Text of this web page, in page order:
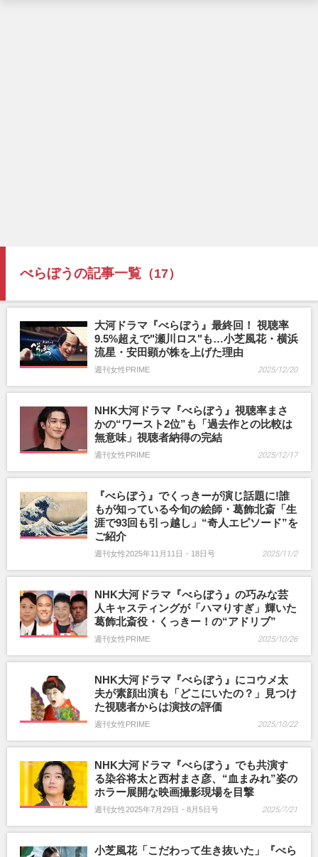
べらぼうの記事一覧 （17）
大河ドラマ『べらぼう』最終回！ 視聴率
9.5%超えで"瀬川ロス"も…小芝風花・横浜
流星・安田顕が株を上げた理由
週刊女性PRIME 2025/12/20
NHK大河ドラマ『べらぼう』視聴率まさ
かの“ワースト2位”も「過去作との比較は
無意味」視聴者納得の完結
週刊女性PRIME 2025/12/17
『べらぼう』でくっきーが演じ話題に!誰
もが知っている今旬の絵師・葛飾北斎「生
涯で93回も引っ越し」“奇人エピソード”を
ご紹介
週刊女性2025年11月11日・18日号 2025/11/2
NHK大河ドラマ『べらぼう』の巧みな芸
人キャスティングが「ハマりすぎ」輝いた
葛飾北斎役・くっきー！の“アドリブ”
週刊女性PRIME 2025/10/26
NHK大河ドラマ『べらぼう』にコウメ太
夫が素顔出演も「どこにいたの？」見つけ
た視聴者からは演技の評価
週刊女性PRIME 2025/10/22
NHK大河ドラマ『べらぼう』でも共演す
る染谷将太と西村まさ彦、“血まみれ”姿の
ホラー展開な映画撮影現場を目撃
週刊女性2025年7月29日・8月5日号 2025/7/21
小芝風花「こだわって生き抜いた」『べら